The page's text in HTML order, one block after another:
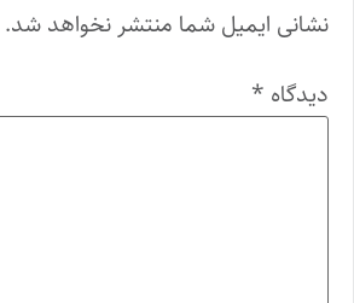
نشانی ایمیل شما منتشر نخواهد شد.
دیدگاه *